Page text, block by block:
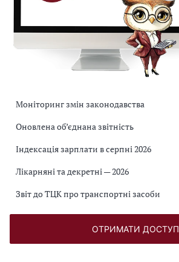
Моніторинг змін законодавства
Оновлена об’єднана звітність
Індексація зарплати в серпні 2026
Лікарняні та декретні — 2026
Звіт до ТЦК про транспортні засоби
ОТРИМАТИ ДОСТУП